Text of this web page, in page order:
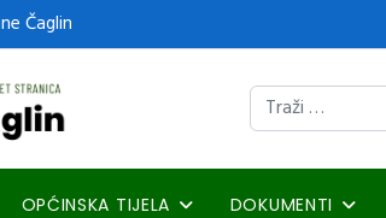
Čaglin
OPĆINSKA TIJELA DOKUMENTI